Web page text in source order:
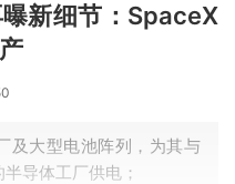
新细节：SpaceX
大型电池阵列，为其与
导体工厂供电；